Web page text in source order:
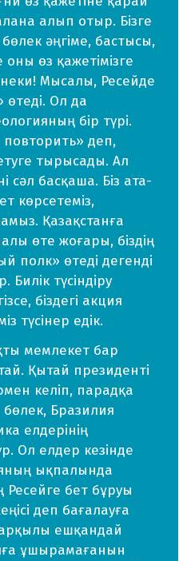
алып отыр. Бізге
әңгіме, бастысы,
өз қажетімізге
Мысалы, Ресейде
Ол да
бір түрі.
повторить» деп,
тырысады. Ал
сәл басқаша. Біз ата-
көрсетеміз,
Қазақстанға
өте жоғары, біздің
полк» өтеді дегенді
түсіндіру
біздегі акция
түсінер едік.
мемлекет бар
Қытай президенті
келіп, парадқа
Бразилия
елдерінің
Ол елдер кезінде
ықпалында
Ресейге бет бұруы
деп бағалауға
ешқандай
ұшырамағанын